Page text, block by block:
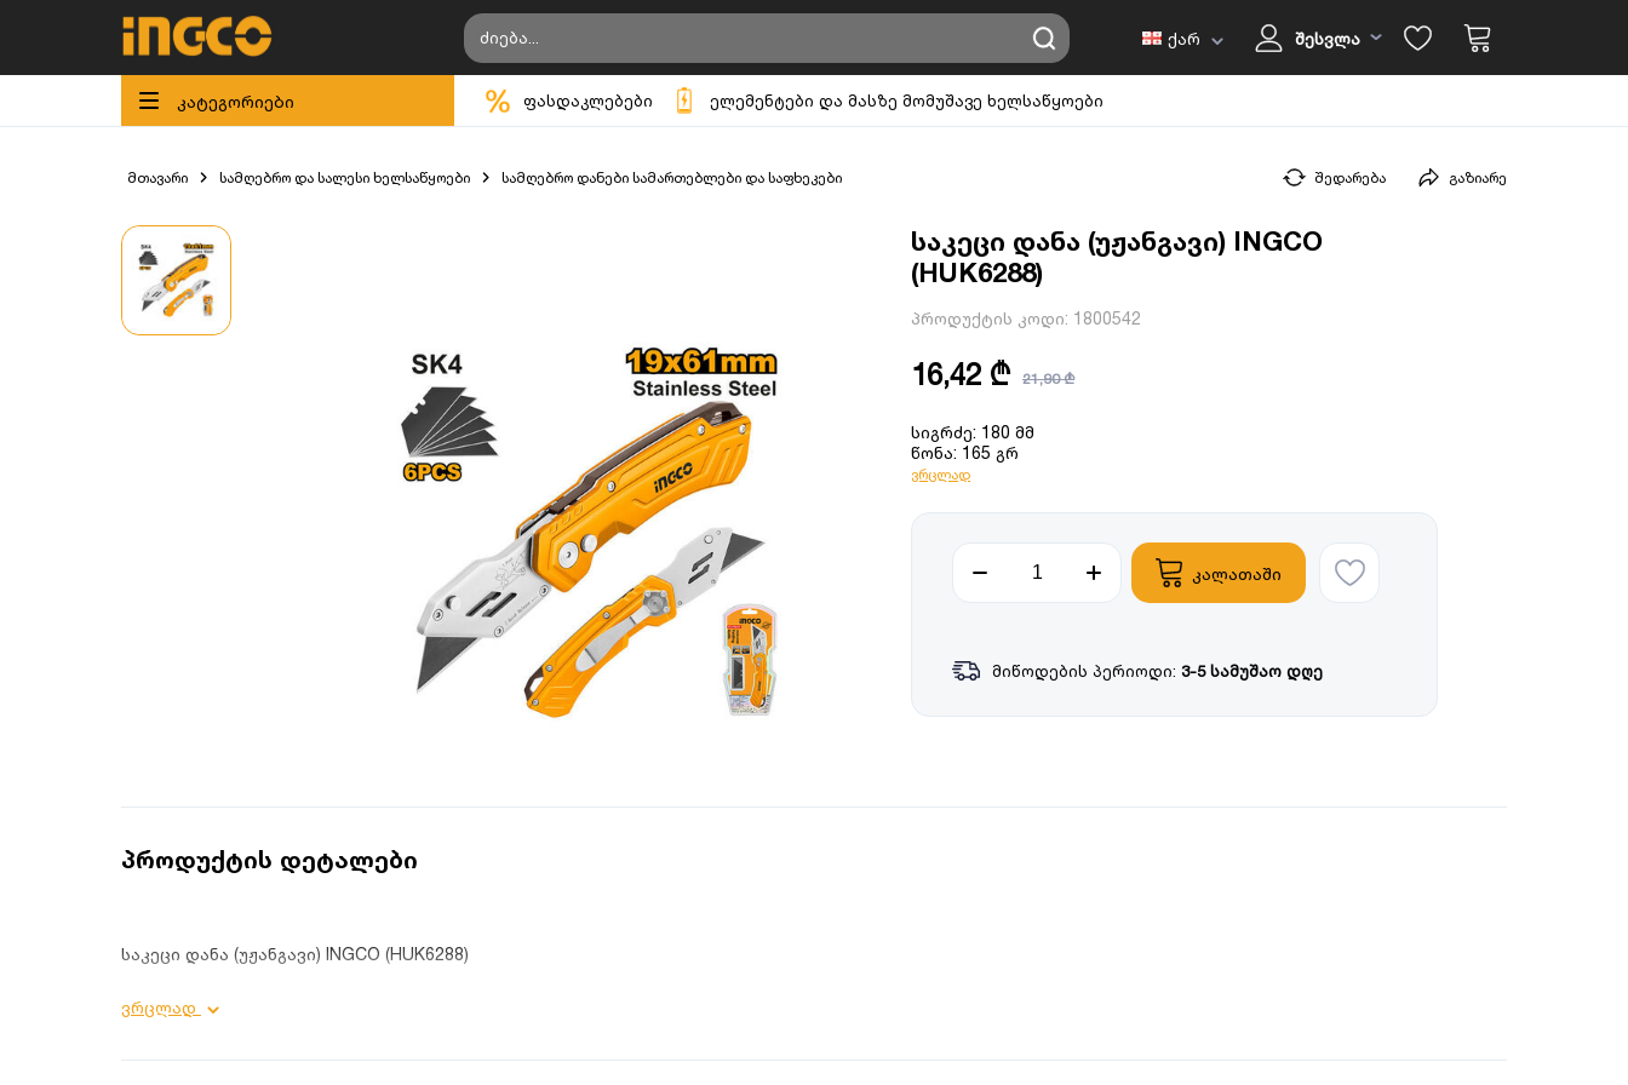
ქარ შესვლა
კატეგორიები ფასდაკლებები ელემენტები და მასზე მომუშავე ხელსაწყოები
მთავარი სამღებრო და სალესი ხელსაწყოები სამღებრო დანები სამართებლები და საფხეკები შედარება გაზიარე
საკეცი დანა (უჟანგავი) INGCO
(HUK6288)
პროდუქტის კოდი: 1800542
16,42 ₾ 21,90 ₾
სიგრძე: 180 მმ
წონა: 165 გრ
ვრცლად
კალათაში
მიწოდების პერიოდი: 3-5 სამუშაო დღე
პროდუქტის დეტალები
საკეცი დანა (უჟანგავი) INGCO (HUK6288)
პროდუქტის დეტალები:
ზომა: 61X19 მმ;
ვრცლად